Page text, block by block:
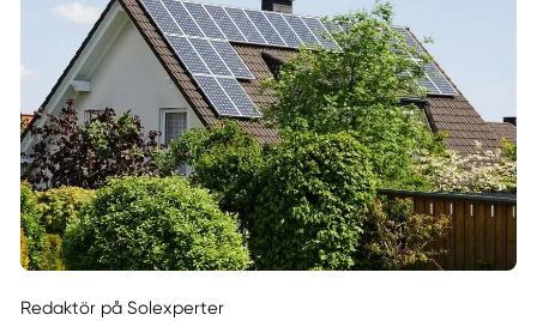
Redaktör på Solexperter